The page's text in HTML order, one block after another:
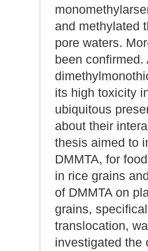
and methylated
pore waters.
been
its high toxicity
ubiquitous
about their
thesis aimed to
DMMTA, for
in rice grains
of DMMTA on
grains,
translocation,
investigated the